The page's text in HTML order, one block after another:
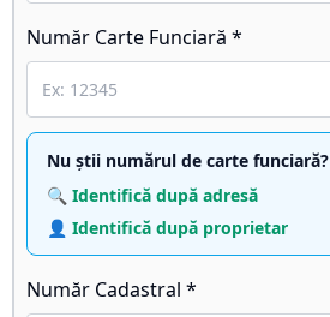
Număr Carte Funciară *
Nu știi numărul de carte funciară?
🔍 Identifică după adresă
👤 Identifică după proprietar
Număr Cadastral *